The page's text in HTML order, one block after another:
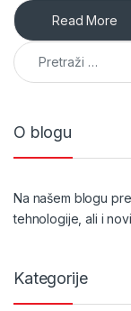
Read More
Pretraga:
O blogu
Na našem blogu
tehnologije, ali i
Kategorije